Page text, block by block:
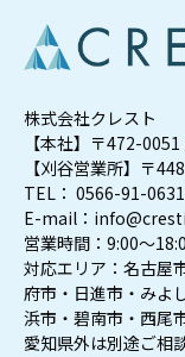
株式会社クレスト
【本社】〒472-
【刈谷営業所】〒
TEL： 0566-91-
E-mail：
営業時間：9:00～
対応エリア：名古屋
府市・日進市・みよ
浜市・碧南市・西尾
愛知県外は別途ご相